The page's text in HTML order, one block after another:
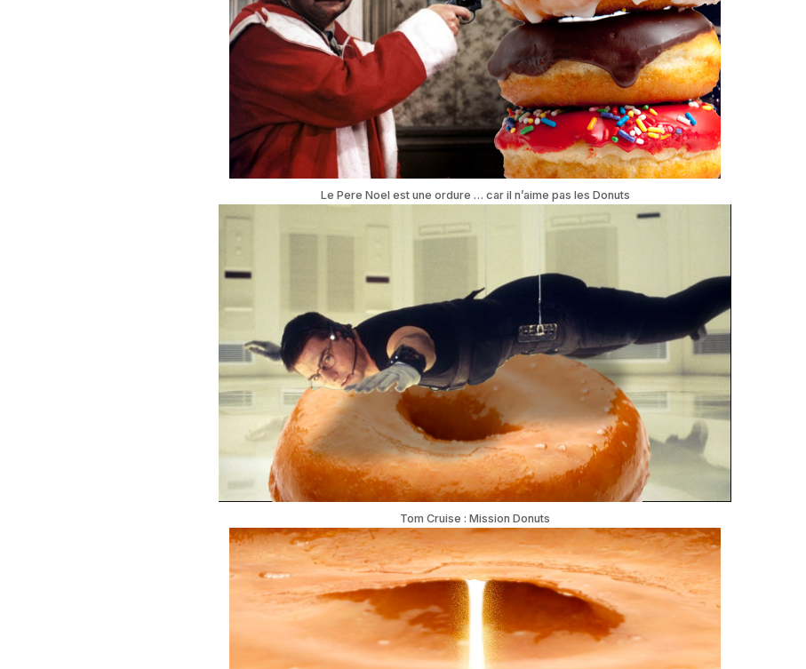
Le Pere Noel est une ordure … car il n’aime pas les Donuts
Tom Cruise : Mission Donuts